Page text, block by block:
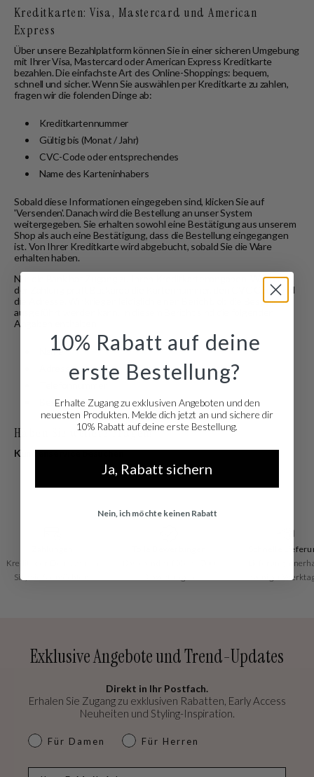
Kreditkarten: Visa, Mastercard und American
Express
Über unsere Bezahlplatform können Sie in einer sicheren Umgebung
mit Ihrer Visa, Mastercard oder American Express Kreditkarte
bezahlen. Die einfachste Art des Online-Shoppings: bequem,
schnell und sicher. Wenn Sie auswählen per Kreditkarte zu zahlen,
fragen wir die folenden Dinge ab:
Kreditkartennummer
Gültig bis (Monat / Jahr)
CVC-Code oder entsprechendes
Name des Karteninhabers
Sobald diese Informationen eingegeben sind, klicken Sie auf
'Versenden'. Danach wird die Bestellung an unser System
weitergegeben. Sie erhalten sowohl eine Bestätigung aus unserem
Shop als auch eine Bestätigung, dass die Bestellung eingegangen
ist. Von Ihrer Kreditkarte wird abgebucht, sobald Sie die Ware
erhalten haben.
Nur die Bank hat Zugang zu Ihren Kreditkartenangaben. Während
der Zahlung prüft Buckaroo die Kartennummer, den CVC Code und
die Adresse. Wir kriegen leidiglich einen Bericht, ob die Bestellung
ausgeführt werden kann. In diesem Bericht sind die folgenden
Angaben enthalten:
Name
Adresse
Bestellte Artikel
Haben Sie weitere Fragen?
Kundenservice besuchen
Kredit oder Debit, zahlen
Sie, wie Sie möchten!
Schnelle
Lieferung
weniger
Exklusive Angebote und Trend-Updates
Direkt in Ihr Postfach.
Erhalen Sie Zugang zu exklusiven Rabatten, Early Access
Neuheiten und Styling-Inspiration.
dames & heren
Für Damen Für Herren
10% Rabatt auf deine
erste Bestellung?
Erhalte Zugang zu exklusiven Angeboten und den
neuesten Produkten. Melde dich jetzt an und sichere dir
10% Rabatt auf deine erste Bestellung.
Ja, Rabatt sichern
Nein, ich möchte keinen Rabatt